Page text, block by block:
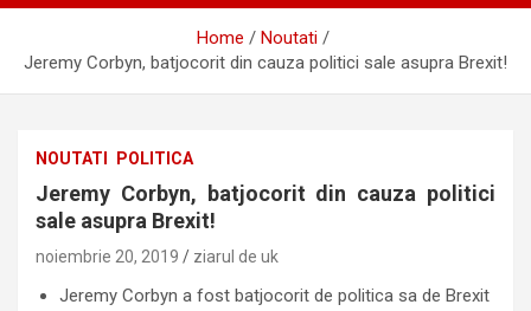
Informatii Utile
Home
Noutati
Jeremy Corbyn, batjocorit din cauza politici sale asupra Brexit!
NOUTATI POLITICA
Jeremy Corbyn, batjocorit din cauza politici
sale asupra Brexit!
noiembrie 20, 2019 ziarul de uk
Jeremy Corbyn a fost batjocorit de politica sa de Brexit